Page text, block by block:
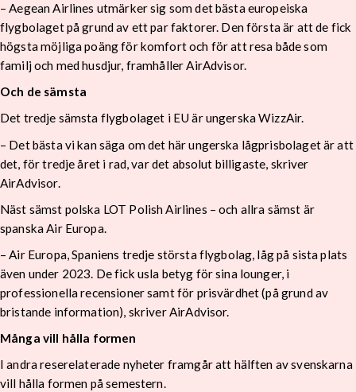
– Aegean Airlines utmärker sig som det bästa europeiska
flygbolaget på grund av ett par faktorer. Den första är att de fick
högsta möjliga poäng för komfort och för att resa både som
familj och med husdjur, framhåller AirAdvisor.
Och de sämsta
Det tredje sämsta flygbolaget i EU är ungerska WizzAir.
– Det bästa vi kan säga om det här ungerska lågprisbolaget är att
det, för tredje året i rad, var det absolut billigaste, skriver
AirAdvisor.
Näst sämst polska LOT Polish Airlines – och allra sämst är
spanska Air Europa.
– Air Europa, Spaniens tredje största flygbolag, låg på sista plats
även under 2023. De fick usla betyg för sina lounger, i
professionella recensioner samt för prisvärdhet (på grund av
bristande information), skriver AirAdvisor.
Många vill hålla formen
I andra reserelaterade nyheter framgår att hälften av svenskarna
vill hålla formen på semestern.